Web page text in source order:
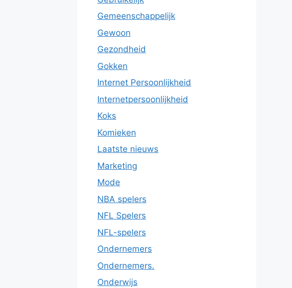
Gemeenschappelijk
Gewoon
Gezondheid
Gokken
Internet Persoonlijkheid
Internetpersoonlijkheid
Koks
Komieken
Laatste nieuws
Marketing
Mode
NBA spelers
NFL Spelers
NFL-spelers
Ondernemers
Ondernemers.
Onderwijs